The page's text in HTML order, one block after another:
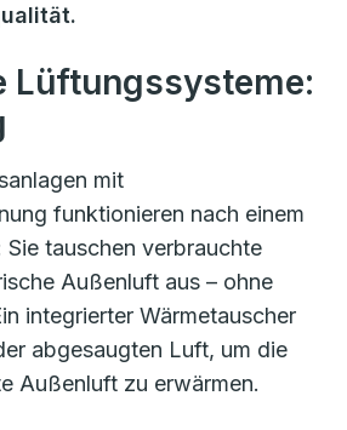
Lüftungssysteme:
mit
funktionieren nach einem
tauschen verbrauchte
Außenluft aus – ohne
integrierter Wärmetauscher
abgesaugten Luft, um die
Außenluft zu erwärmen.